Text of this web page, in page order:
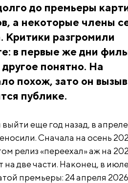
до премьеры
а некоторые члены
Критики разгромили
в первые же дни
понятно. На
похож, зато он
публике.
еще год назад, в
Сначала на осень
релиз «переехал» аж на
на две части. Наконец, в
премьеры: 24 апреля